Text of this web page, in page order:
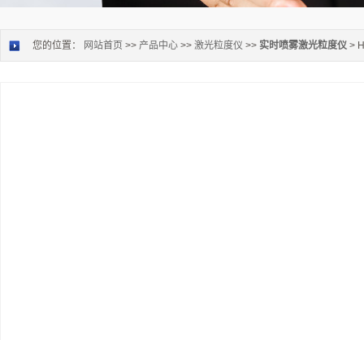
您的位置： 网站首页 >> 产品中心 >> 激光粒度仪 >> 实时喷雾激光粒度仪 >